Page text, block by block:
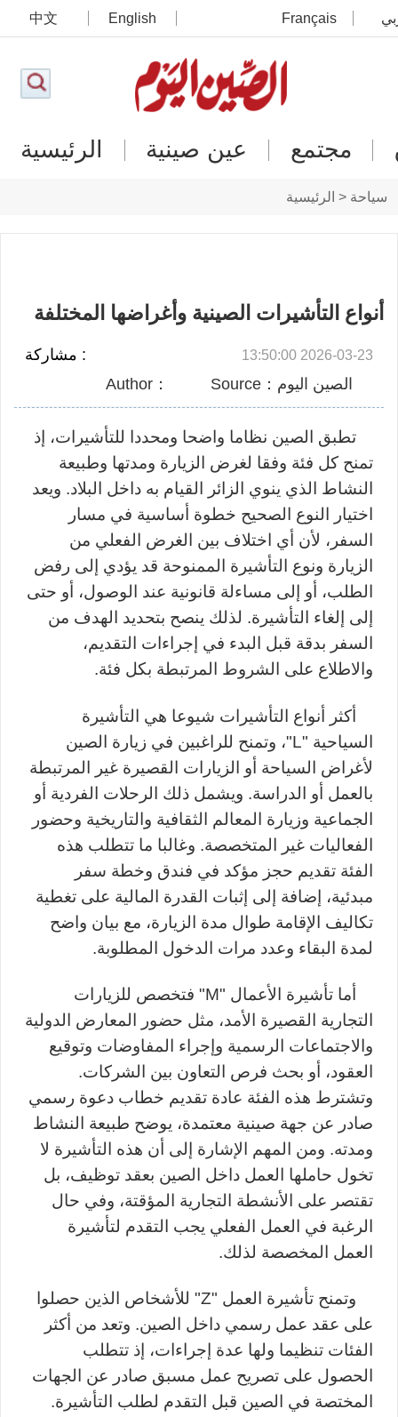
中文 English Français
الرئيسية عين صينية مجتمع
سياحة < الرئيسية
أنواع التأشيرات الصينية وأغراضها المختلفة
: مشاركة 2026-03-23 13:50:00
الصين اليوم：Source ：Author
تطبق الصين نظاما واضحا ومحددا للتأشيرات، إذ
تمنح كل فئة وفقا لغرض الزيارة ومدتها وطبيعة
النشاط الذي ينوي الزائر القيام به داخل البلاد. ويعد
اختيار النوع الصحيح خطوة أساسية في مسار
السفر، لأن أي اختلاف بين الغرض الفعلي من
الزيارة ونوع التأشيرة الممنوحة قد يؤدي إلى رفض
الطلب، أو إلى مساءلة قانونية عند الوصول، أو حتى
إلى إلغاء التأشيرة. لذلك ينصح بتحديد الهدف من
السفر بدقة قبل البدء في إجراءات التقديم،
والاطلاع على الشروط المرتبطة بكل فئة.
أكثر أنواع التأشيرات شيوعا هي التأشيرة
السياحية "
L"، وتمنح للراغبين في زيارة الصين
لأغراض السياحة أو الزيارات القصيرة غير المرتبطة
بالعمل أو الدراسة. ويشمل ذلك الرحلات الفردية أو
الجماعية وزيارة المعالم الثقافية والتاريخية وحضور
الفعاليات غير المتخصصة. وغالبا ما تتطلب هذه
الفئة تقديم حجز مؤكد في فندق وخطة سفر
مبدئية، إضافة إلى إثبات القدرة المالية على تغطية
تكاليف الإقامة طوال مدة الزيارة، مع بيان واضح
لمدة البقاء وعدد مرات الدخول المطلوبة.
أما تأشيرة الأعمال "
M
" فتخصص للزيارات
التجارية القصيرة الأمد، مثل حضور المعارض الدولية
والاجتماعات الرسمية وإجراء المفاوضات وتوقيع
العقود، أو بحث فرص التعاون بين الشركات.
وتشترط هذه الفئة عادة تقديم خطاب دعوة رسمي
صادر عن جهة صينية معتمدة، يوضح طبيعة النشاط
ومدته. ومن المهم الإشارة إلى أن هذه التأشيرة لا
تخول حاملها العمل داخل الصين بعقد توظيف، بل
تقتصر على الأنشطة التجارية المؤقتة، وفي حال
الرغبة في العمل الفعلي يجب التقدم لتأشيرة
العمل المخصصة لذلك.
وتمنح تأشيرة العمل "
Z
" للأشخاص الذين حصلوا
على عقد عمل رسمي داخل الصين. وتعد من أكثر
الفئات تنظيما ولها عدة إجراءات، إذ تتطلب
الحصول على تصريح عمل مسبق صادر عن الجهات
المختصة في الصين قبل التقدم لطلب التأشيرة.